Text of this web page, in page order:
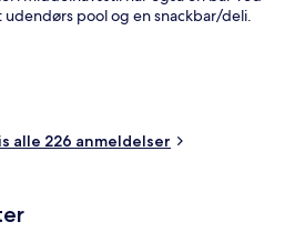
pool og en snackbar/deli.
alle 226 anmeldelser